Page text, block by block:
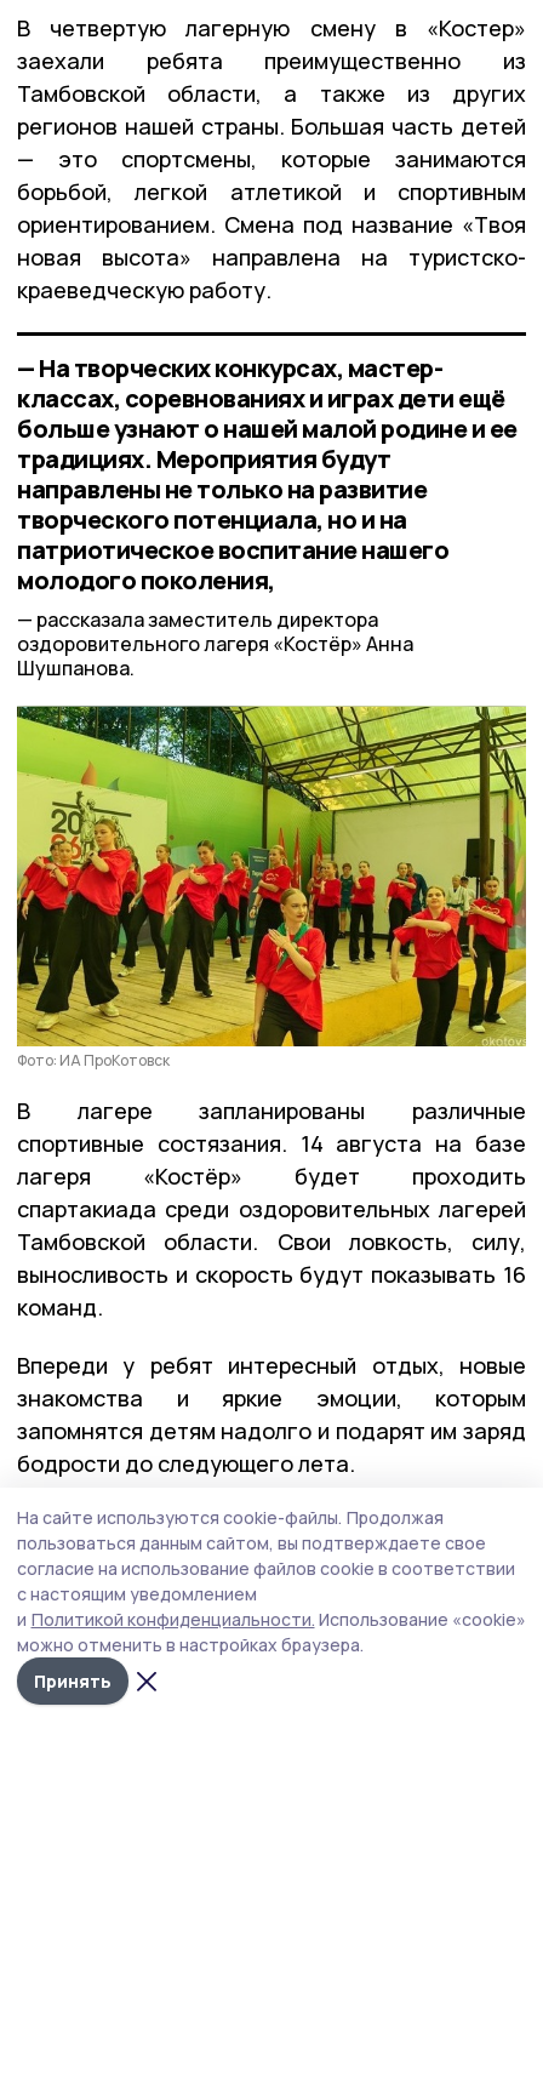
В четвертую лагерную смену в «Костер»
заехали ребята преимущественно из
Тамбовской области, а также из других
регионов нашей страны. Большая часть детей
— это спортсмены, которые занимаются
борьбой, легкой атлетикой и спортивным
ориентированием. Смена под название «Твоя
новая высота» направлена на туристско-
краеведческую работу.
— На творческих конкурсах, мастер-
классах, соревнованиях и играх дети ещё
больше узнают о нашей малой родине и ее
традициях. Мероприятия будут
направлены не только на развитие
творческого потенциала, но и на
патриотическое воспитание нашего
молодого поколения,
рассказала заместитель директора
оздоровительного лагеря «Костёр» Анна
Шушпанова.
Фото: ИА ПроКотовск
В лагере запланированы различные
спортивные состязания. 14 августа на базе
лагеря «Костёр» будет проходить
спартакиада среди оздоровительных лагерей
Тамбовской области. Свои ловкость, силу,
выносливость и скорость будут показывать 16
команд.
Впереди у ребят интересный отдых, новые
знакомства и яркие эмоции, которым
запомнятся детям надолго и подарят им заряд
бодрости до следующего лета.
лагерь отдых
Автор: Роман Черников
На сайте используются cookie-файлы. Продолжая
пользоваться данным сайтом, вы подтверждаете свое
согласие на использование файлов cookie в соответствии
с настоящим уведомлением
и Политикой конфиденциальности. Использование «cookie»
можно отменить в настройках браузера.
Принять